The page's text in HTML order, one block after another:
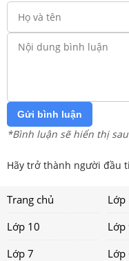
Gửi bình luận
*Bình luận sẽ hiển thị
Hãy trở thành người đầu
Trang chủ Lớp
Lớp 10
Lớp
Lớp 7
Lớp